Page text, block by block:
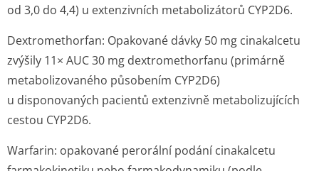
od 3,0 do 4,4) u extenzivních metabolizátorů CYP2D6.
Dextromethorfan: Opakované dávky 50 mg cinakalcetu
zvýšily 11× AUC 30 mg dextromethorfanu (primárně
metabolizovaného působením CYP2D6)
u disponovaných pacientů extenzivně metabolizujících
cestou CYP2D6.
Warfarin: opakované perorální podání cinakalcetu